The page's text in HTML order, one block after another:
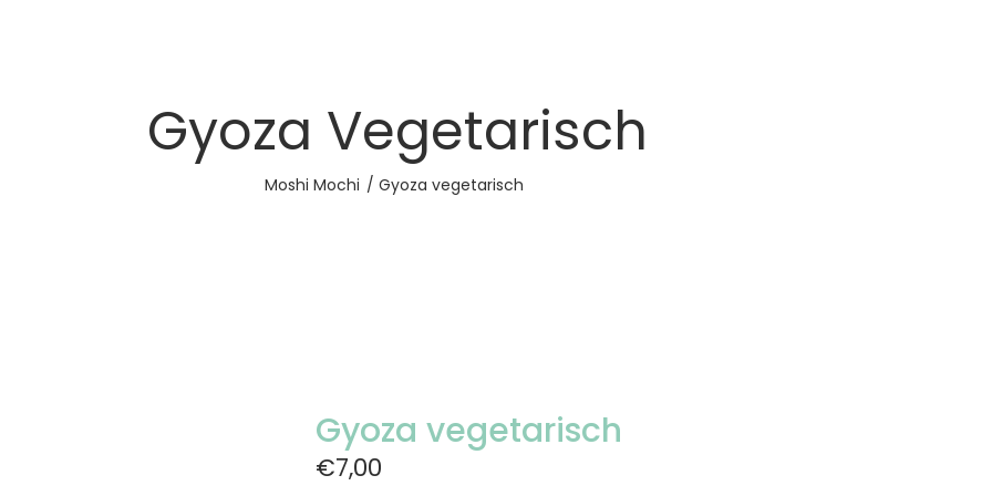
Gyoza Vegetarisch
Moshi Mochi Gyoza vegetarisch
Gyoza vegetarisch
€7,00